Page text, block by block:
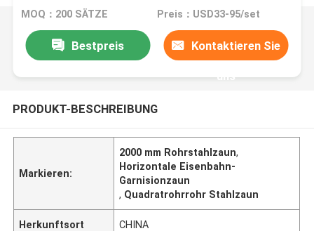
MOQ：200 SÄTZE Preis：USD33-95/set
Bestpreis Kontaktieren Sie
uns
PRODUKT-BESCHREIBUNG
Markieren:
2000 mm Rohrstahlzaun,
Horizontale Eisenbahn-
Garnisionzaun
, Quadratrohrrohr Stahlzaun
Herkunftsort CHINA